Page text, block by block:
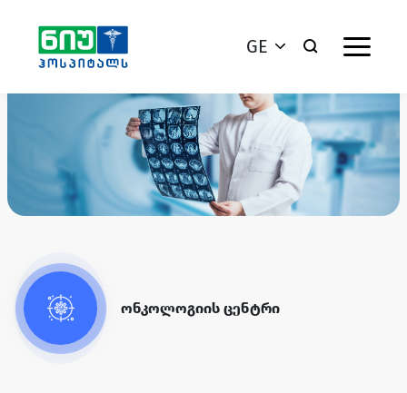
GE
ონკოლოგიის ცენტრი